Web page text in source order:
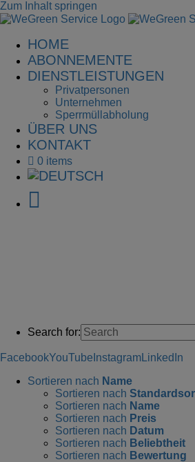
Zum Inhalt springen
HOME
ABONNEMENTE
DIENSTLEISTUNGEN
Privatpersonen
Unternehmen
Sperrmüllabholung
ÜBER UNS
KONTAKT
0 items
Search for:
FacebookYouTube Instagram LinkedIn
Sortieren nach Name
Sortieren nach
Sortieren nach Name
Sortieren nach Preis
Sortieren nach Datum
Sortieren nach Beliebtheit
Sortieren nach Bewertung